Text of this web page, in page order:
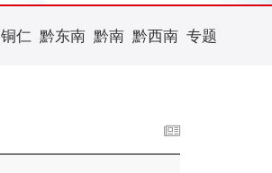
铜仁 黔东南 黔南 黔西南 专题